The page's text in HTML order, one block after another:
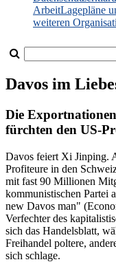
ArbeitLagepläne
weiteren
Davos im
Die
fürchten den US-
Davos feiert Xi Jinping.
Profiteure in den
mit fast 90 Millionen
kommunistischen Partei
new Davos man"
Verfechter des
sich das Handelsblatt,
Freihandel poltere,
sich schlage.